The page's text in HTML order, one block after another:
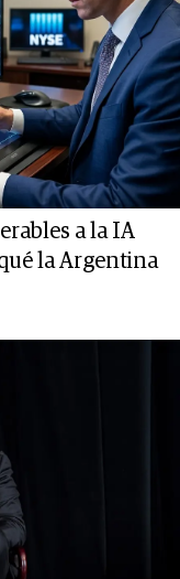
a la IA
la Argentina